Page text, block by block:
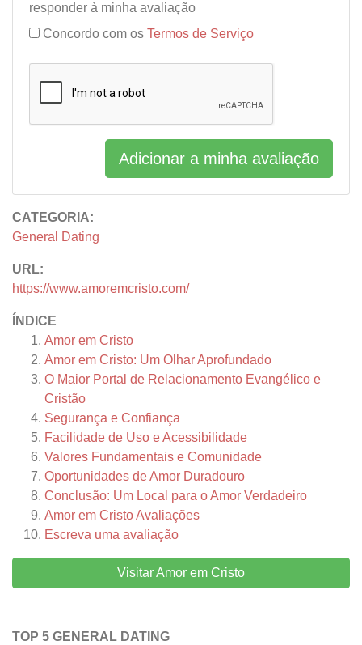
CATEGORIA:
General Dating
URL:
https://www.amoremcristo.com/
ÍNDICE
Amor em Cristo
Amor em Cristo: Um Olhar Aprofundado
O Maior Portal de Relacionamento Evangélico e
Cristão
Segurança e Confiança
Facilidade de Uso e Acessibilidade
Valores Fundamentais e Comunidade
Oportunidades de Amor Duradouro
Conclusão: Um Local para o Amor Verdadeiro
Amor em CristoAvaliações
Escreva uma avaliação
Visitar Amor em Cristo
TOP 5 GENERAL DATING
responder à minha avaliação
Concordo com os Termos de Serviço
Adicionar a minha avaliação